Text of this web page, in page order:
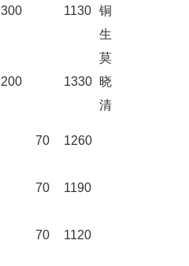
300 1130 铜
生
200 1330
莫
晓
清
70 1260
70 1190
70 1120